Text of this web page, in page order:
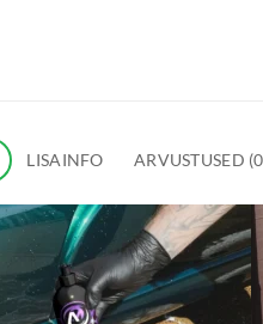
LISAINFO ARVUSTUSED